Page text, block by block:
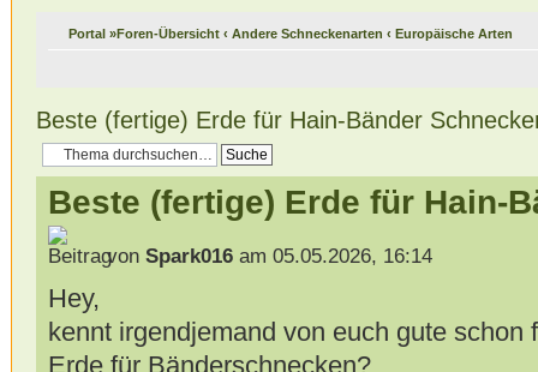
Portal»Foren-Übersicht ‹ Andere Schneckenarten ‹ Europäische Arten
Beste (fertige) Erde für Hain-Bänder
Beste (fertige) Erde für Hain-
von Spark016am 05.05.2026, 16:14
Hey,
kennt irgendjemand von euch gute schon
Erde für Bänderschnecken?